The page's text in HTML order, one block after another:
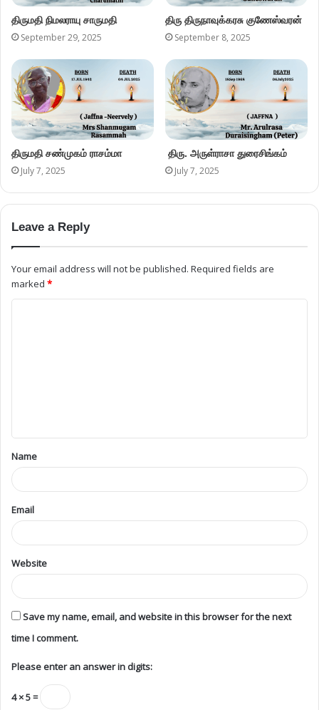
திருமதி நிமலராயு சாருமதி
September 29, 2025
திரு திருநாவுக்கரசு குணேஸ்வரன்
September 8, 2025
திருமதி சண்முகம் ராசம்மா
July 7, 2025
திரு. அருள்ராசா துரைசிங்கம்
July 7, 2025
Leave a Reply
Your email address will not be published. Required fields are
marked *
Name
Email
Website
Save my name, email, and website in this browser for the next
time I comment.
Please enter an answer in digits:
4 × 5 =